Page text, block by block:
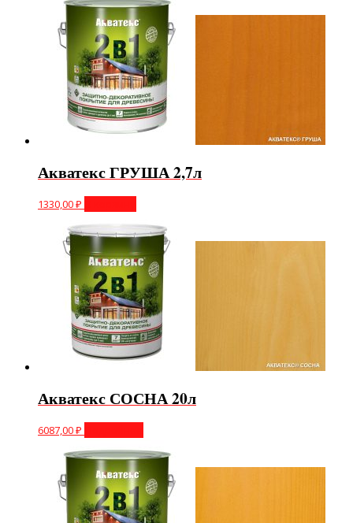
Акватекс ГРУША 2,7л
1330,00₽
Акватекс СОСНА 20л
6087,00₽